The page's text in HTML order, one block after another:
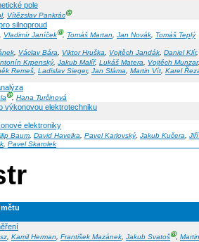
pole
, Vítězslav PankrácⒼ
silnoproud
, Vladimír JaníčekⒼ, Tomáš Martan, Jan Novák, Tomáš Teplý
, Václav Bára, Viktor Hruška, Vojtěch Jandák, Daniel Klír
Krpenský, Jakub Malíř, Lukáš Matera, Vojtěch Munzar
Remeš Ladislav Sieger, Jan Sláma Martin Vít Karel
Ⓖ, Hana Turčinová
výkonovou elektrotechniku
elektroniky
Baum, David Havelka, Pavel Karlovský, Jakub Kučera,
Pavel Skarolek
, Kamil Herman, František Mazánek, Jakub SvatošⒼ, Martin